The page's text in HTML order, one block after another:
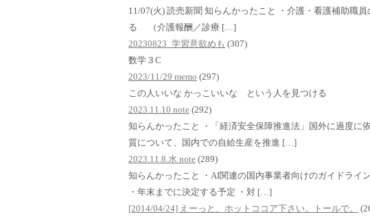
11/07(火) 読売新聞 知らんかったこと ・介護・看護補助職
る （介護報酬／診療 […]
20230823_学習意欲めも (307)
数学３C
2023/11/29 memo (297)
この人いいな かっこいいな という人を見つける
2023.11.10 note (292)
知らんかったこと ・「経済安全保障推進法」国外に過度に
質について、国内での自給生産を推進 […]
2023.11.8.水 note (289)
知らんかったこと ・AI関連の国内事業者向けのガイドライ
・年末までに決定する予定 ・対 […]
[2014/04/24] えーっと、ホットココア下さい。トールで。